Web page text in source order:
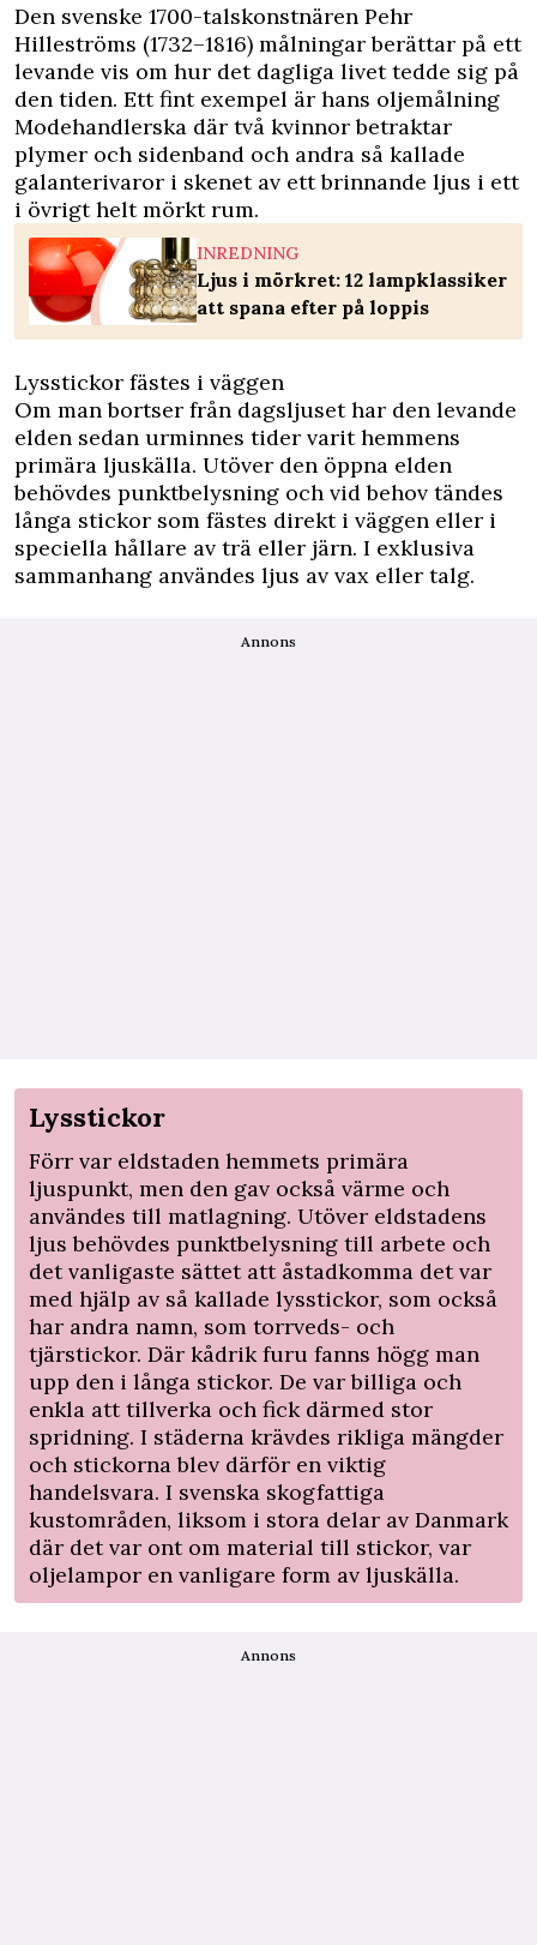
Den svenske 1700-talskonstnären Pehr
Hilleströms (1732–1816) målningar berättar på ett
levande vis om hur det dagliga livet tedde sig på
den tiden. Ett fint exempel är hans oljemålning
Modehandlerska där två kvinnor betraktar
plymer och sidenband och andra så kallade
galanterivaror i skenet av ett brinnande ljus i ett
i övrigt helt mörkt rum.
INREDNING
Ljus i mörkret: 12 lampklassiker
att spana efter på loppis
Lysstickor fästes i väggen
Om man bortser från dagsljuset har den levande
elden sedan urminnes tider varit hemmens
primära ljuskälla. Utöver den öppna elden
behövdes punktbelysning och vid behov tändes
långa stickor som fästes direkt i väggen eller i
speciella hållare av trä eller järn. I exklusiva
sammanhang användes ljus av vax eller talg.
Annons
Lysstickor
Förr var eldstaden hemmets primära
ljuspunkt, men den gav också värme och
användes till matlagning. Utöver eldstadens
ljus behövdes punktbelysning till arbete och
det vanligaste sättet att åstadkomma det var
med hjälp av så kallade lysstickor, som också
har andra namn, som torrveds- och
tjärstickor. Där kådrik furu fanns högg man
upp den i långa stickor. De var billiga och
enkla att tillverka och fick därmed stor
spridning. I städerna krävdes rikliga mängder
och stickorna blev därför en viktig
handelsvara. I svenska skogfattiga
kustområden, liksom i stora delar av Danmark
där det var ont om material till stickor, var
oljelampor en vanligare form av ljuskälla.
Annons